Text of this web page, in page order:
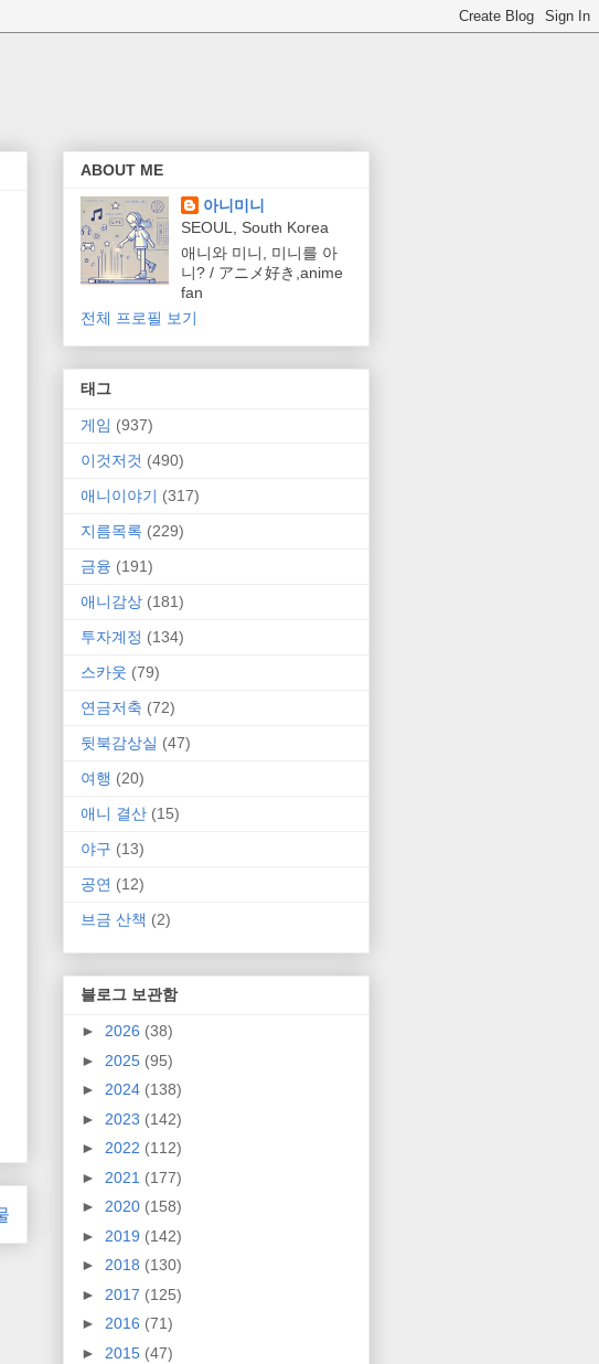
ABOUT ME
아니미니
SEOUL, South Korea
애니와 미니, 미니를 아
니? / アニメ好き,anime
fan
전체 프로필 보기
태그
게임 (937)
이것저것 (490)
애니이야기 (317)
지름목록 (229)
금융 (191)
애니감상 (181)
투자계정 (134)
스카웃 (79)
연금저축 (72)
뒷북감상실 (47)
여행 (20)
애니 결산 (15)
야구 (13)
공연 (12)
브금 산책 (2)
블로그 보관함
► 2026 (38)
► 2025 (95)
► 2024 (138)
► 2023 (142)
► 2022 (112)
► 2021 (177)
► 2020 (158)
► 2019 (142)
► 2018 (130)
► 2017 (125)
► 2016 (71)
► 2015 (47)